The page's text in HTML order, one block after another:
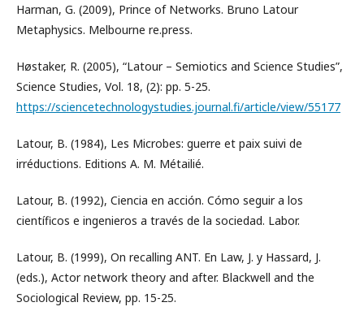
Harman, G. (2009), Prince of Networks. Bruno Latour
Metaphysics. Melbourne re.press.
Høstaker, R. (2005), “Latour – Semiotics and Science Studies”,
Science Studies, Vol. 18, (2): pp. 5-25.
https://sciencetechnologystudies.journal.fi/article/view/55177
Latour, B. (1984), Les Microbes: guerre et paix suivi de
irréductions. Editions A. M. Métailié.
Latour, B. (1992), Ciencia en acción. Cómo seguir a los
científicos e ingenieros a través de la sociedad. Labor.
Latour, B. (1999), On recalling ANT. En Law, J. y Hassard, J.
(eds.), Actor network theory and after. Blackwell and the
Sociological Review, pp. 15-25.